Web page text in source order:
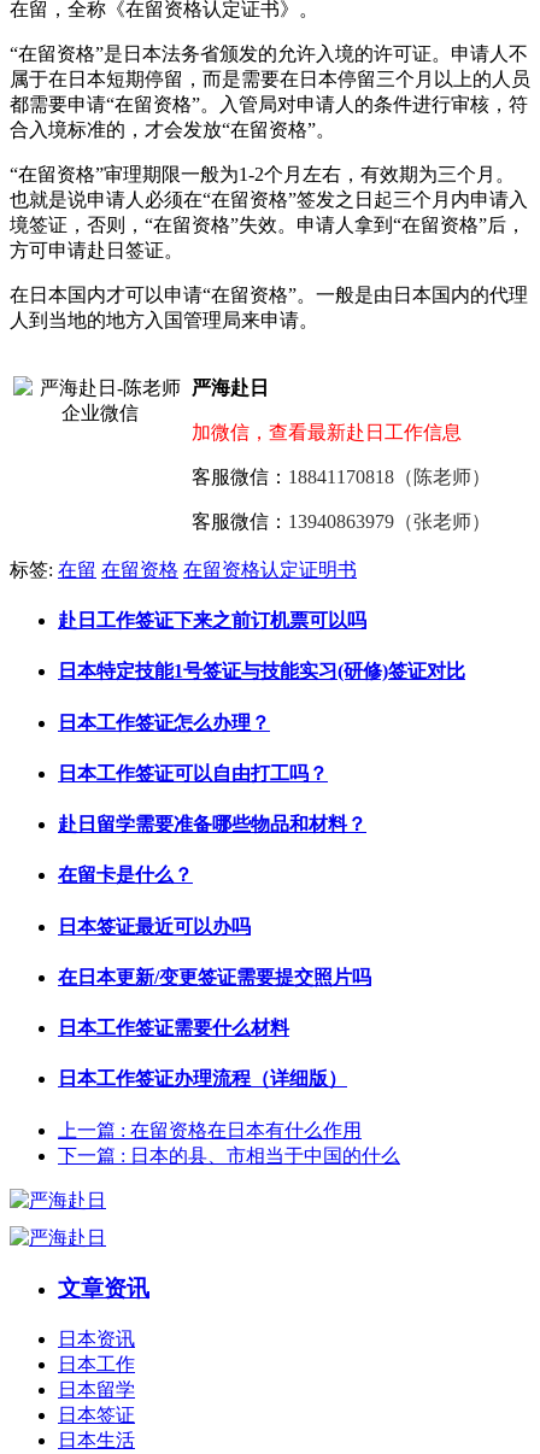
在留，全称《在留资格认定证书》。
“在留资格”是日本法务省颁发的允许入境的许可证。申请人不
属于在日本短期停留，而是需要在日本停留三个月以上的人员
都需要申请“在留资格”。入管局对申请人的条件进行审核，符
合入境标准的，才会发放“在留资格”。
“在留资格”审理期限一般为1-2个月左右，有效期为三个月。
也就是说申请人必须在“在留资格”签发之日起三个月内申请入
境签证，否则，“在留资格”失效。申请人拿到“在留资格”后，
方可申请赴日签证。
在日本国内才可以申请“在留资格”。一般是由日本国内的代理
人到当地的地方入国管理局来申请。
严海赴日
加微信，查看最新赴日工作信息
客服微信： 18841170818（陈老师）
客服微信： 13940863979（张老师）
标签: 在留 在留资格 在留资格认定证明书
赴日工作签证下来之前订机票可以吗
日本特定技能1号签证与技能实习(研修)签证对比
日本工作签证怎么办理？
日本工作签证可以自由打工吗？
赴日留学需要准备哪些物品和材料？
在留卡是什么？
日本签证最近可以办吗
在日本更新/变更签证需要提交照片吗
日本工作签证需要什么材料
日本工作签证办理流程（详细版）
上一篇 : 在留资格在日本有什么作用
下一篇 : 日本的县、市相当于中国的什么
文章资讯
日本资讯
日本工作
日本留学
日本签证
日本生活